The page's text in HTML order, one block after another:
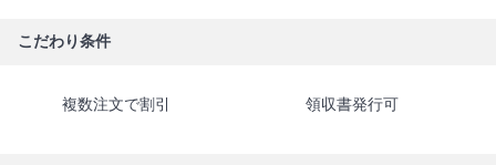
こだわり条件
複数注文で割引 領収書発行可